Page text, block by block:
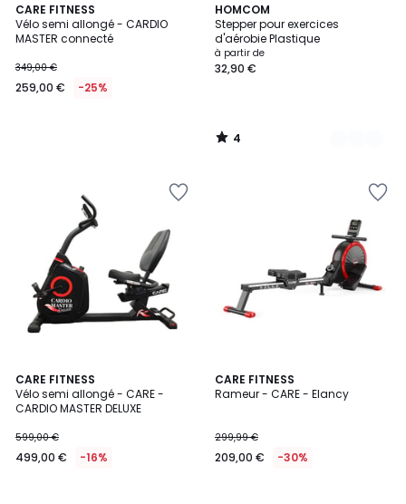
CARE FITNESS
Vélo semi allongé - CARDIO
MASTER connecté
349,00 €
259,00 € -25%
HOMCOM
Stepper pour exercices
d'aérobie Plastique
à partir de
32,90 €
4
/
5
5
Couleurs
4
/
CARE FITNESS
Vélo semi allongé - CARE -
CARDIO MASTER DELUXE
599,00 €
499,00 € -16%
CARE FITNESS
Rameur - CARE - Elancy
299,99 €
209,00 € -30%